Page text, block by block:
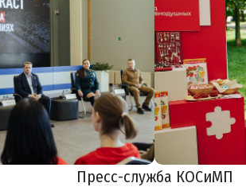
Пресс-служба КОСиМП